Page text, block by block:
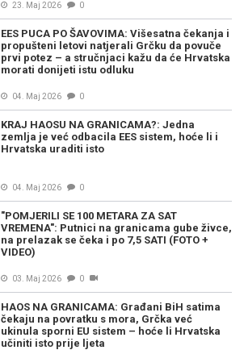
23. Maj 2026 0
EES PUCA PO ŠAVOVIMA: Višesatna čekanja i
propušteni letovi natjerali Grčku da povuče
prvi potez – a stručnjaci kažu da će Hrvatska
morati donijeti istu odluku
04. Maj 2026 0
KRAJ HAOSU NA GRANICAMA?: Jedna
zemlja je već odbacila EES sistem, hoće li i
Hrvatska uraditi isto
04. Maj 2026 0
"POMJERILI SE 100 METARA ZA SAT
VREMENA": Putnici na granicama gube živce,
na prelazak se čeka i po 7,5 SATI (FOTO +
VIDEO)
03. Maj 2026 0
HAOS NA GRANICAMA: Građani BiH satima
čekaju na povratku s mora, Grčka već
ukinula sporni EU sistem – hoće li Hrvatska
učiniti isto prije ljeta